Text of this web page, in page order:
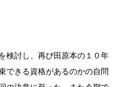
検討し、再び田原本の１０年
できる資格があるのかの自問